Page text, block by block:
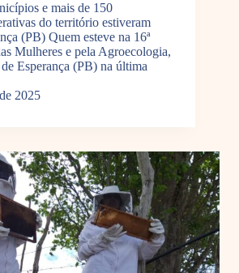
e mais de 150
do território estiveram
(PB) Quem esteve na 16ª
Mulheres e pela Agroecologia,
Esperança (PB) na última
2025